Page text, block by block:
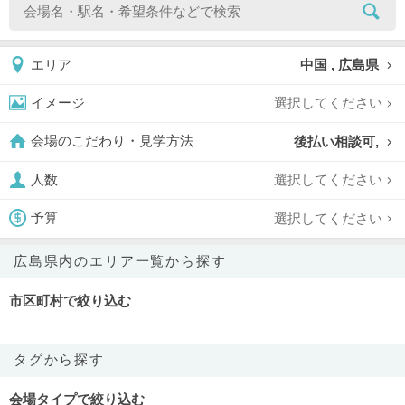
エリア 中国 , 広島県
イメージ 選択してください
会場のこだわり・見学方法 後払い相談可,
人数 選択してください
予算 選択してください
広島県内のエリア一覧から探す
市区町村で絞り込む
タグから探す
会場タイプで絞り込む